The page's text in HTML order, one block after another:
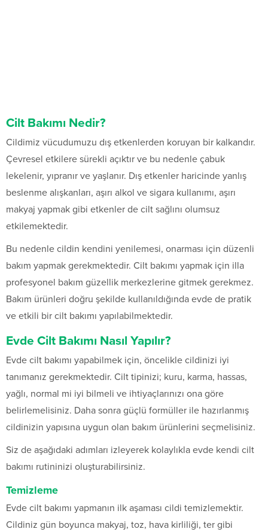
Cilt Bakımı Nedir?
Cildimiz vücudumuzu dış etkenlerden koruyan bir kalkandır.
Çevresel etkilere sürekli açıktır ve bu nedenle çabuk
lekelenir, yıpranır ve yaşlanır. Dış etkenler haricinde yanlış
beslenme alışkanları, aşırı alkol ve sigara kullanımı, aşırı
makyaj yapmak gibi etkenler de cilt sağlını olumsuz
etkilemektedir.
Bu nedenle cildin kendini yenilemesi, onarması için düzenli
bakım yapmak gerekmektedir. Cilt bakımı yapmak için illa
profesyonel bakım güzellik merkezlerine gitmek gerekmez.
Bakım ürünleri doğru şekilde kullanıldığında evde de pratik
ve etkili bir cilt bakımı yapılabilmektedir.
Evde Cilt Bakımı Nasıl Yapılır?
Evde cilt bakımı yapabilmek için, öncelikle cildinizi iyi
tanımanız gerekmektedir. Cilt tipinizi; kuru, karma, hassas,
yağlı, normal mi iyi bilmeli ve ihtiyaçlarınızı ona göre
belirlemelisiniz. Daha sonra güçlü formüller ile hazırlanmış
cildinizin yapısına uygun olan bakım ürünlerini seçmelisiniz.
Siz de aşağıdaki adımları izleyerek kolaylıkla evde kendi cilt
bakımı rutininizi oluşturabilirsiniz.
Temizleme
Evde cilt bakımı yapmanın ilk aşaması cildi temizlemektir.
Cildiniz gün boyunca makyaj, toz, hava kirliliği, ter gibi